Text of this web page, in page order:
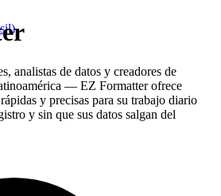
analistas de datos y creadores de
— EZ Formatter ofrece
y precisas para su trabajo diario
y sin que sus datos salgan del